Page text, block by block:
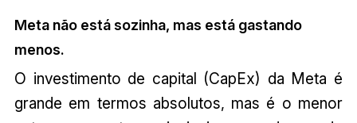
Meta não está sozinha, mas está gastando
menos.
O investimento de capital (CapEx) da Meta é
grande em termos absolutos, mas é o menor